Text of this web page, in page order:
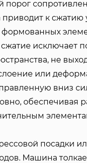
порог
приводит к
исключает
не
или
вниз
обеспечивая
посадки
Машина